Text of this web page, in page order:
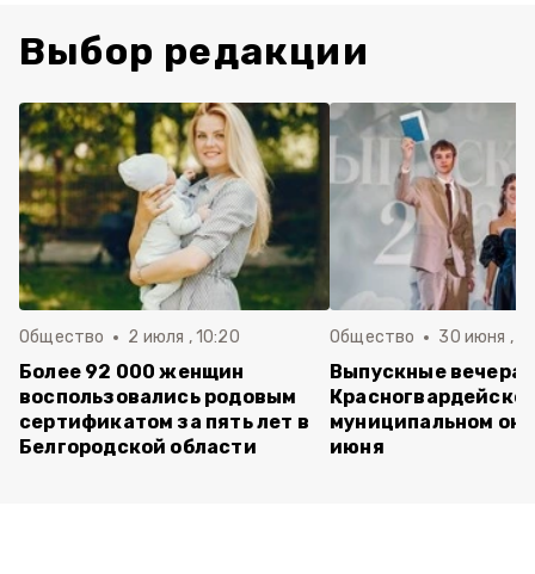
Выбор редакции
Общество 2 июля , 10:20
Более 92 000 женщин
воспользовались родовым
сертификатом за пять лет в
Белгородской области
Общество 30 июня ,
Выпускные вечера
муниципальном
июня